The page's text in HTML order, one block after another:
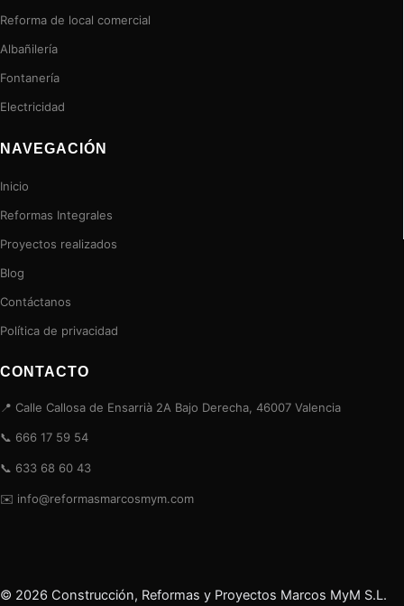
Reforma de local comercial
Albañilería
Fontanería
Electricidad
NAVEGACIÓN
Inicio
Reformas Integrales
Proyectos realizados
Blog
Contáctanos
Política de privacidad
CONTACTO
📍 Calle Callosa de Ensarrià 2A Bajo Derecha, 46007 Valencia
📞 666 17 59 54
📞 633 68 60 43
✉️ info@reformasmarcosmym.com
© 2026 Construcción, Reformas y Proyectos Marcos MyM S.L.